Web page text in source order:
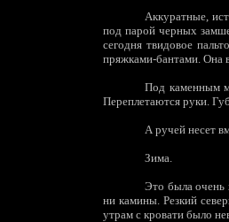
Аккуратные,
под парой черных
сегодня твидовое
пряжками-бантами. Она
Под каменным
Переплетаются руки.
А ручей несет
Зима.
Это была очень
ни камины. Резкий
утрам с кровати было